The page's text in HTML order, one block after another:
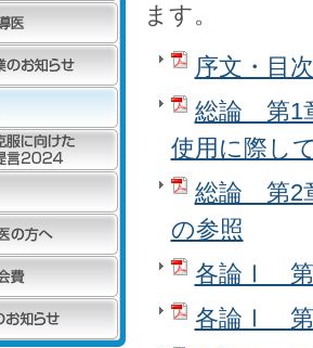
ます。
序文・目
総論 第1
使用に際し
総論 第2
の参照
各論Ⅰ 第
各論Ⅰ 第